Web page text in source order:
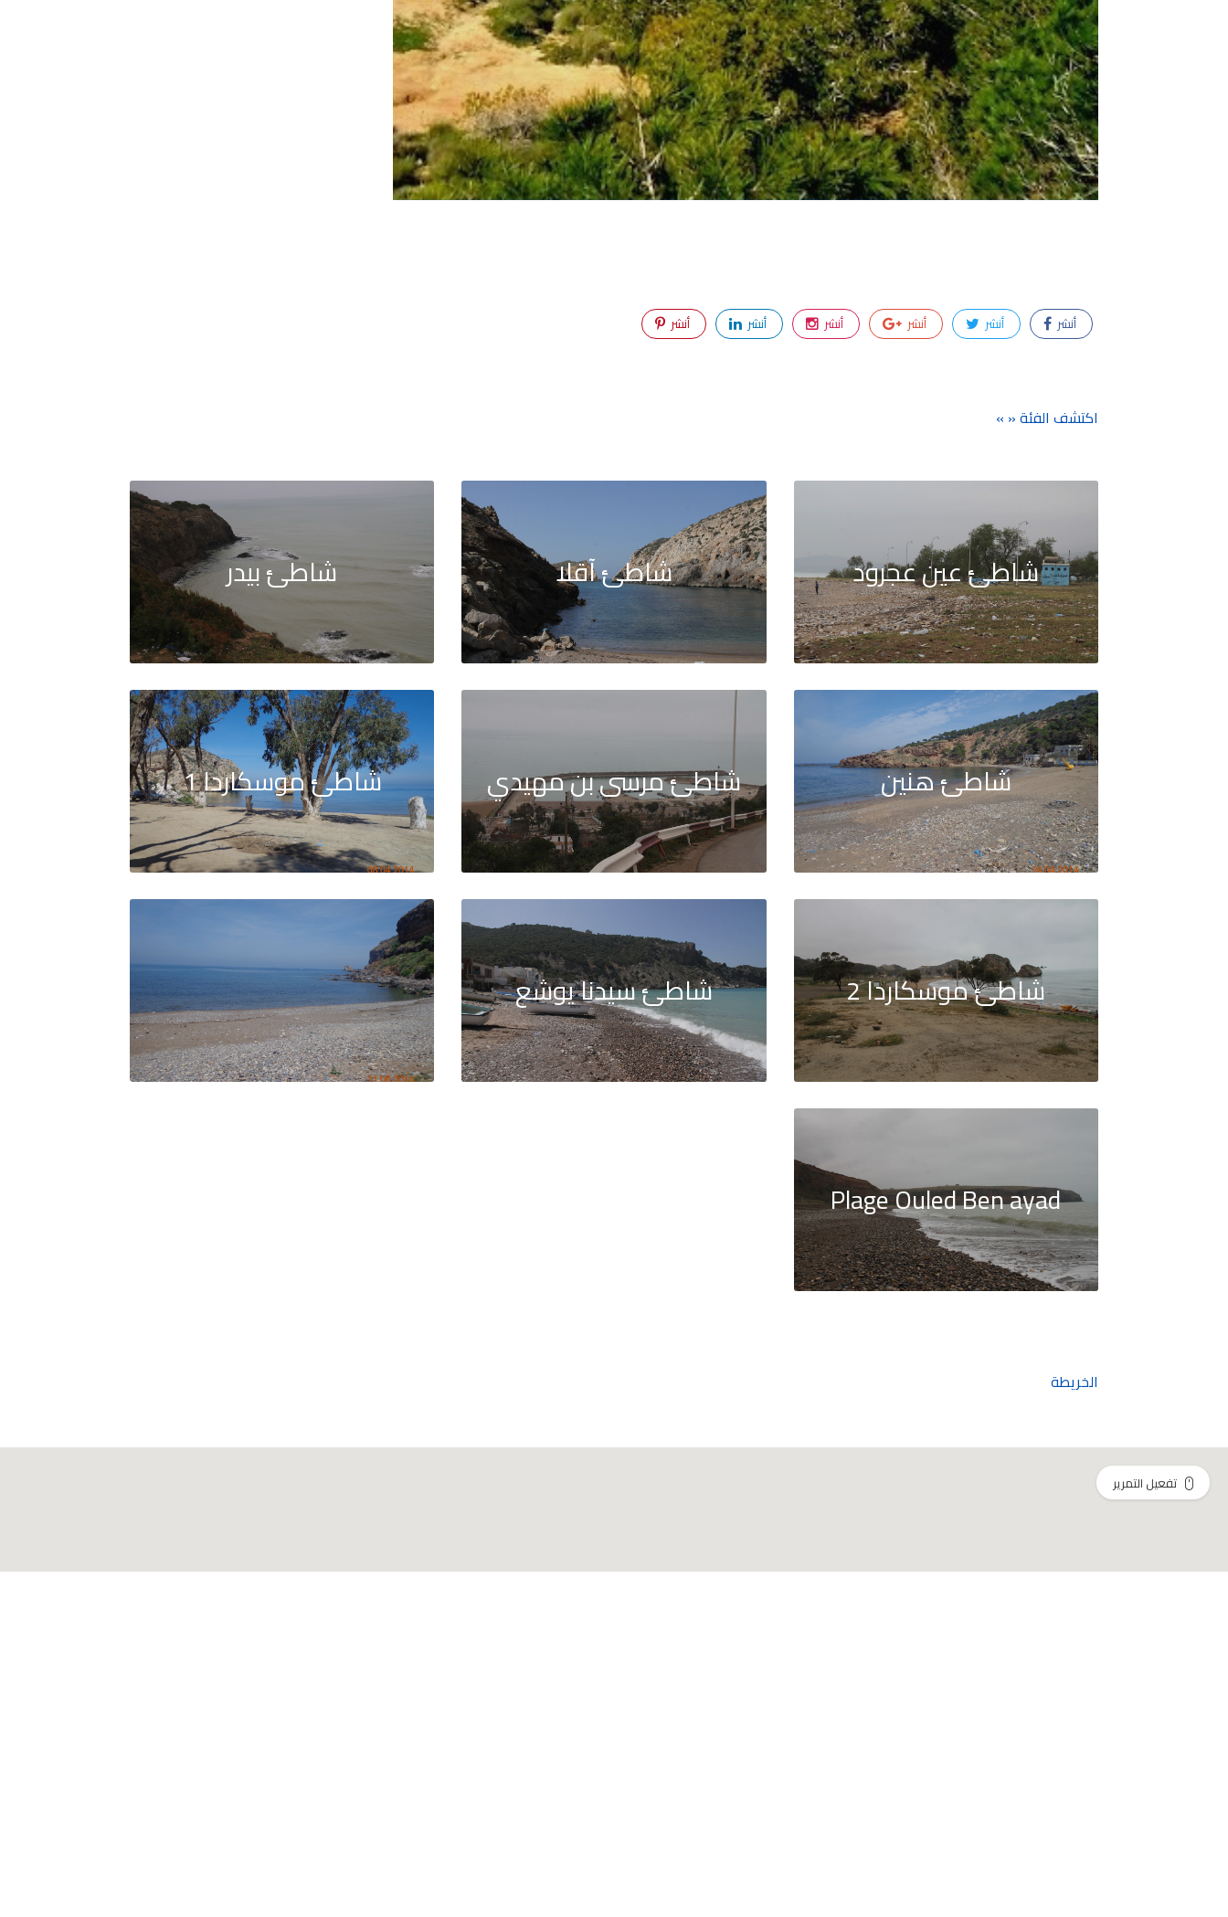
أنشر أنشر أنشر أنشر أنشر أنشر
اكتشف الفئة « »
شاطئ عين عجرود شاطئ آقلا شاطئ بيدر
شاطئ هنين شاطئ مرسى بن مهيدي شاطئ موسكاردا 1
شاطئ موسكاردا 2 شاطئ سيدنا يوشع
Plage Ouled Ben ayad
الخريطة
تفعيل التمرير